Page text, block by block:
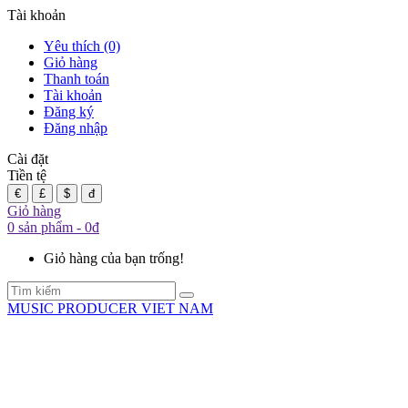
Tài khoản
Yêu thích (0)
Giỏ hàng
Thanh toán
Tài khoản
Đăng ký
Đăng nhập
Cài đặt
Tiền tệ
€ £ $ đ
Giỏ hàng
0 sản phẩm - 0đ
Giỏ hàng của bạn trống!
MUSIC PRODUCER VIET NAM